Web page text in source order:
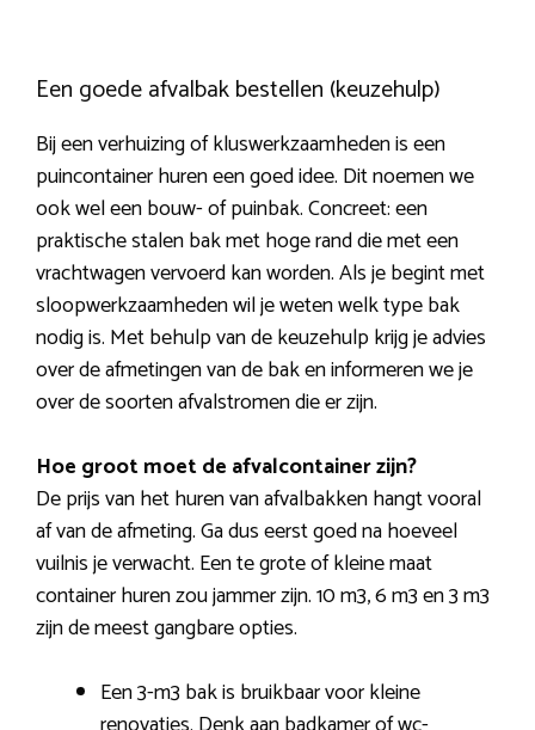
Een goede afvalbak bestellen (keuzehulp)
Bij een verhuizing of kluswerkzaamheden is een
puincontainer huren een goed idee. Dit noemen we
ook wel een bouw- of puinbak. Concreet: een
praktische stalen bak met hoge rand die met een
vrachtwagen vervoerd kan worden. Als je begint met
sloopwerkzaamheden wil je weten welk type bak
nodig is. Met behulp van de keuzehulp krijg je advies
over de afmetingen van de bak en informeren we je
over de soorten afvalstromen die er zijn.
Hoe groot moet de afvalcontainer zijn?
De prijs van het huren van afvalbakken hangt vooral
af van de afmeting. Ga dus eerst goed na hoeveel
vuilnis je verwacht. Een te grote of kleine maat
container huren zou jammer zijn. 10 m3, 6 m3 en 3 m3
zijn de meest gangbare opties.
Een 3-m3 bak is bruikbaar voor kleine